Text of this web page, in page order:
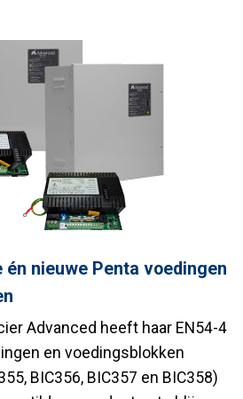
én nieuwe Penta voedingen
Advanced heeft haar EN54-4
en voedingsblokken
BIC356, BIC357 en BIC358)